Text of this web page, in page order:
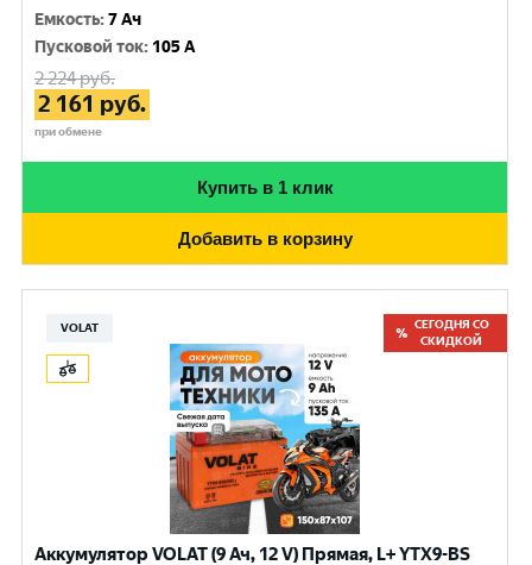
Емкость:7 Ач
Пусковой ток: 105 A
2 224руб.
2 161 руб.
при обмене
Купить в 1 клик
Добавить в корзину
VOLAT
СЕГОДНЯ СО
СКИДКОЙ
Аккумулятор VOLAT (9 Ач, 12 V) Прямая, L+ YTX9-BS